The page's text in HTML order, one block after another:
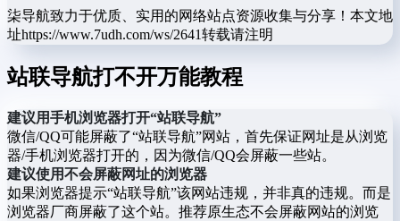
柒导航致力于优质、实用的网络站点资源收集与分享！ 本文地
址https://www.7udh.com/ws/2641转载请注明
站联导航打不开万能教程
建议用手机浏览器打开“站联导航”
微信/QQ可能屏蔽了“站联导航”网站，首先保证网址是从浏览
器/手机浏览器打开的，因为微信/QQ会屏蔽一些站。
建议使用不会屏蔽网址的浏览器
如果浏览器提示“站联导航”该网站违规，并非真的违规。而是
浏览器厂商屏蔽了这个站。推荐原生态不会屏蔽网站的浏览